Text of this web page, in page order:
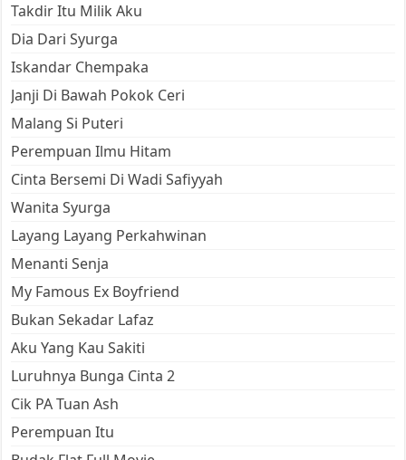
Takdir Itu Milik Aku
Dia Dari Syurga
Iskandar Chempaka
Janji Di Bawah Pokok Ceri
Malang Si Puteri
Perempuan Ilmu Hitam
Cinta Bersemi Di Wadi Safiyyah
Wanita Syurga
Layang Layang Perkahwinan
Menanti Senja
My Famous Ex Boyfriend
Bukan Sekadar Lafaz
Aku Yang Kau Sakiti
Luruhnya Bunga Cinta 2
Cik PA Tuan Ash
Perempuan Itu